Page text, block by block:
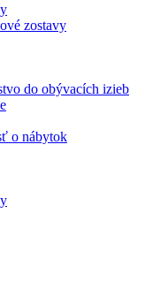
zostavy
do obývacích izieb
o nábytok